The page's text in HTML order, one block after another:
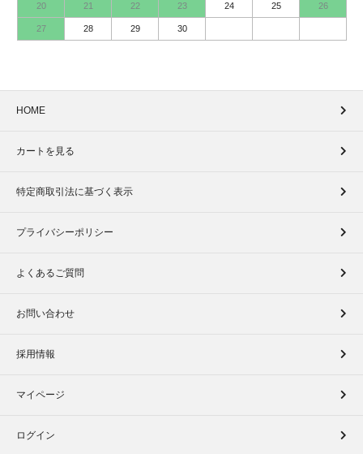
20 21 22 23 24 25 26
27 28 29 30
HOME
カートを見る
特定商取引法に基づく表示
プライバシーポリシー
よくあるご質問
お問い合わせ
採用情報
マイページ
ログイン